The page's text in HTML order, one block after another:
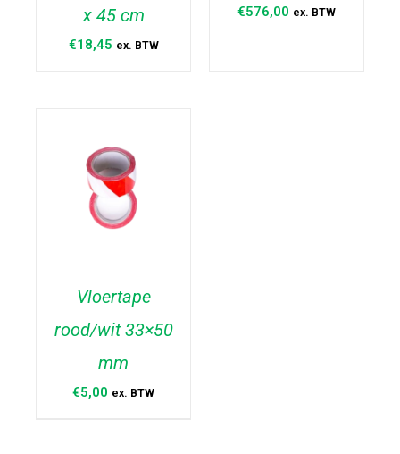
x 45 cm
€18,45 ex. BTW
€576,00 ex. BTW
TOEVOEGEN AAN
DETAILS
Vloertape
rood/wit 33×50
mm
€5,00 ex. BTW